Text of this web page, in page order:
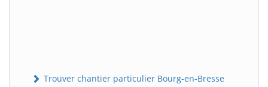
Trouver chantier particulier Bourg-en-Bresse